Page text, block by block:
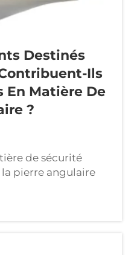
Destinés
Ils
En Matière De
?
de sécurité
pierre angulaire
de restaurant,
des clients
de